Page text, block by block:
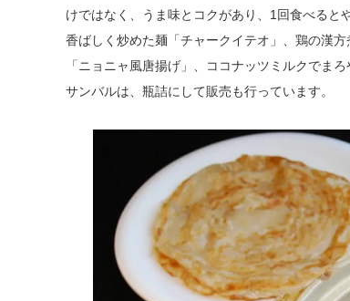
けではなく、うま味とコクがあり、1回食べる
香ばしく炒めた麺「チャークイテオ」、鶏の漢
「ニョニャ風唐揚げ」、ココナッツミルクでま
サンバルは、瓶詰にして販売も行っています。